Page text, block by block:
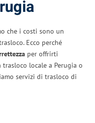
che i costi sono un
Ecco perché
per offrirti
locale a Perugia o
servizi di trasloco di